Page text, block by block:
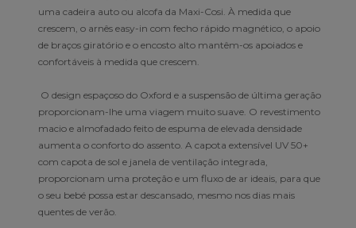
uma cadeira auto ou alcofa da Maxi-Cosi. À medida que
crescem, o arnês easy-in com fecho rápido magnético, o apoio
de braços giratório e o encosto alto mantêm-os apoiados e
confortáveis à medida que crescem.
O design espaçoso do Oxford e a suspensão de última geração
proporcionam-lhe uma viagem muito suave. O revestimento
macio e almofadado feito de espuma de elevada densidade
aumenta o conforto do assento. A capota extensível UV 50+
com capota de sol e janela de ventilação integrada,
proporcionam uma proteção e um fluxo de ar ideais, para que
o seu bebé possa estar descansado, mesmo nos dias mais
quentes de verão.